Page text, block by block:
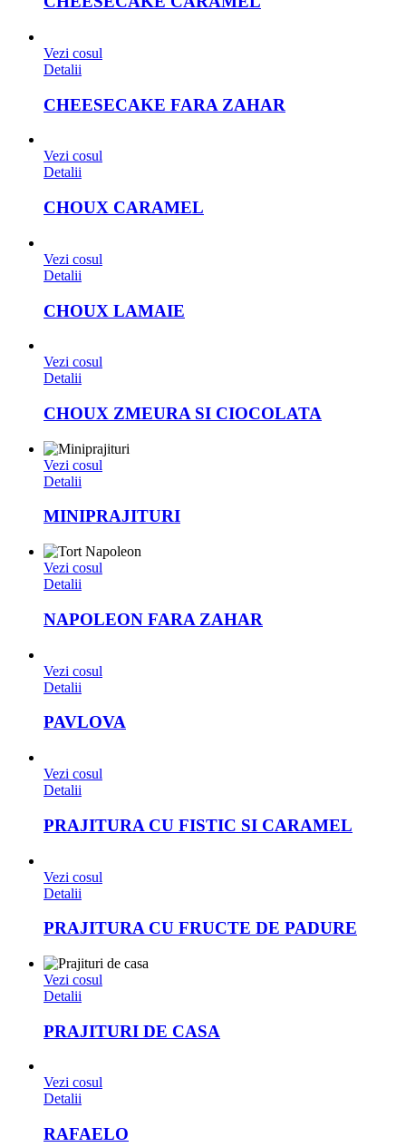
Vezi cosul
Detalii
CHEESECAKE FARA ZAHAR
Vezi cosul
Detalii
CHOUX CARAMEL
Vezi cosul
Detalii
CHOUX LAMAIE
Vezi cosul
Detalii
CHOUX ZMEURA SI CIOCOLATA
Vezi cosul
Detalii
MINIPRAJITURI
Vezi cosul
Detalii
NAPOLEON FARA ZAHAR
Vezi cosul
Detalii
PAVLOVA
Vezi cosul
Detalii
PRAJITURA CU FISTIC SI CARAMEL
Vezi cosul
Detalii
PRAJITURA CU FRUCTE DE PADURE
Vezi cosul
Detalii
PRAJITURI DE CASA
Vezi cosul
Detalii
RAFAELO